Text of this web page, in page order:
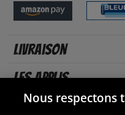
Livraison
Les applis
Nous respectons